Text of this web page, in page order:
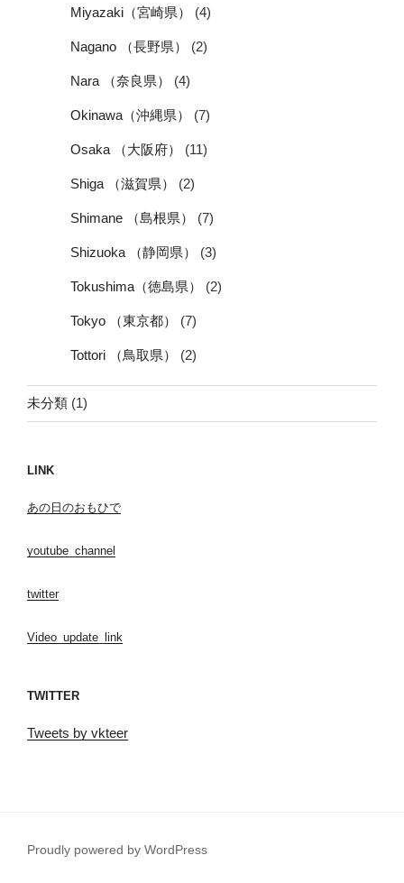
Miyazaki（宮崎県） (4)
Nagano （長野県） (2)
Nara （奈良県） (4)
Okinawa（沖縄県） (7)
Osaka （大阪府） (11)
Shiga （滋賀県） (2)
Shimane （島根県） (7)
Shizuoka （静岡県） (3)
Tokushima（徳島県） (2)
Tokyo （東京都） (7)
Tottori （鳥取県） (2)
未分類 (1)
LINK
あの日のおもひで
youtube_channel
twitter
Video_update_link
TWITTER
Tweets by vkteer
Proudly powered by WordPress